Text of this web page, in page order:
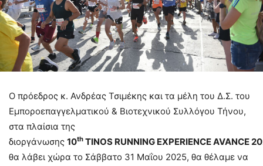
Ο πρόεδρος κ. Ανδρέας Τσιμέκης και τα μέλη του Δ.Σ. του
Εμποροεπαγγελματικού & Βιοτεχνικού Συλλόγου Τήνου,
στα πλαίσια της
διοργάνωσης 10th TINOS RUNNING EXPERIENCE AVANCE
θα λάβει χώρα το Σάββατο 31 Μαΐου 2025, θα θέλαμε να